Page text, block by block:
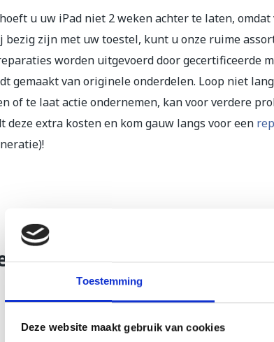
Toestemming
Deze website maakt gebruik van cookies
u uw iPad niet 2 weken achter te laten,
zijn met uw toestel, kunt u onze ruime
worden uitgevoerd door gecertificeerde
gemaakt van originele onderdelen. Loop niet
of te laat actie ondernemen, kan voor verdere
deze extra kosten en kom gauw langs voor een
reparatie